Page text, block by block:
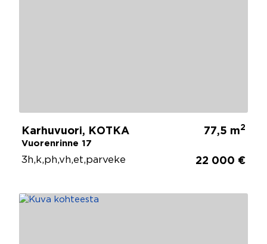
Karhuvuori, KOTKA
Vuorenrinne 17
77,5 m2
3h,k,ph,vh,et,parveke 22 000 €